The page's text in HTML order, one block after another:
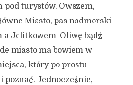
pod turystów. Owszem,
Miasto, pas nadmorski
a Jelitkowem, Oliwę bądź
miasto ma bowiem w
który po prostu
poznać. Jednocześnie,